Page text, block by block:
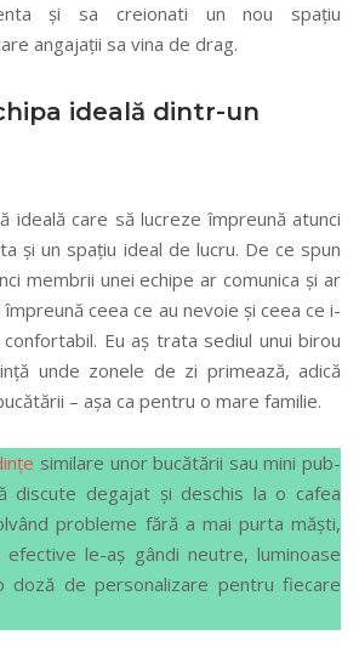
și sa creionati un nou spațiu
angajații sa vina de drag.
ideală dintr-un
ideală care să lucreze împreună atunci
și un spațiu ideal de lucru. De ce spun
membrii unei echipe ar comunica și ar
ceea ce au nevoie și ceea ce i-
Eu aș trata sediul unui birou
unde zonele de zi primează, adică
– așa ca pentru o mare familie.
similare unor bucătării sau mini pub-
discute degajat și deschis la o cafea
probleme fără a mai purta măști,
le-aș gândi neutre, luminoase
de personalizare pentru fiecare